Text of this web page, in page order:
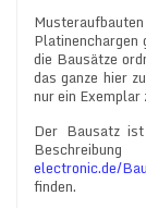
Platinenchargen
die Bausätze
das ganze hier
nur ein Exemplar
Der Bausatz
electronic.de/
finden.